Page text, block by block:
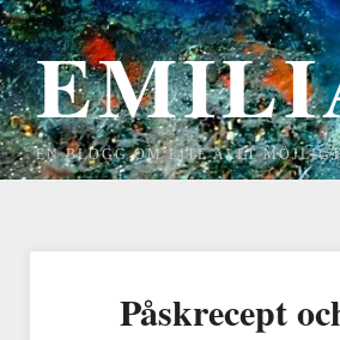
EN BLOGG OM LITE ALLT
Påskrecept